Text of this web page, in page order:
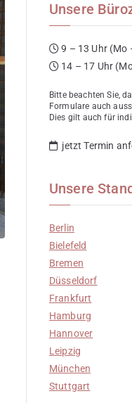
Unsere
9 – 13 Uhr (Mo
14 – 17 Uhr
Bitte beachten Sie,
Formulare auch
Dies gilt auch für
jetzt Termin
Unsere
Berlin
Bielefeld
Bremen
Düsseldorf
Frankfurt
Hamburg
Hannover
Leipzig
München
Stuttgart